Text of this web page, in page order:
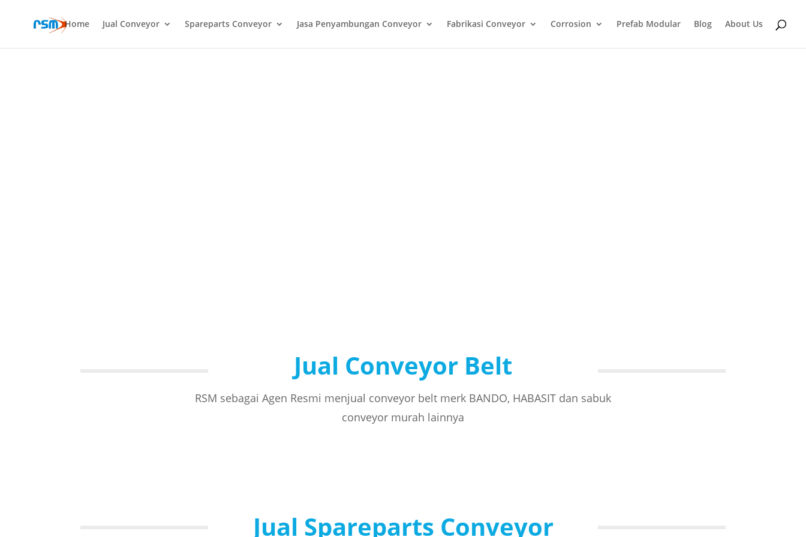
Home Jual Conveyor Spareparts Conveyor Jasa Penyambungan Conveyor Fabrikasi Conveyor Corrosion Prefab Modular Blog About Us
Jual Conveyor Belt
RSM sebagai Agen Resmi menjual conveyor belt merk BANDO, HABASIT dan sabuk
conveyor murah lainnya
Jual Spareparts Conveyor